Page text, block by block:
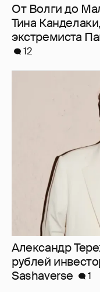
От Волги до
Тина
экстремиста
12
Александр
рублей
Sashaverse
1